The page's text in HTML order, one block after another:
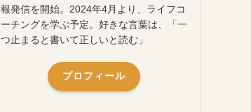
報発信を開始。2024年4月より、ライフコ
ーチングを学ぶ予定。好きな言葉は、「一
つ止まると書いて正しいと読む」
プロフィール